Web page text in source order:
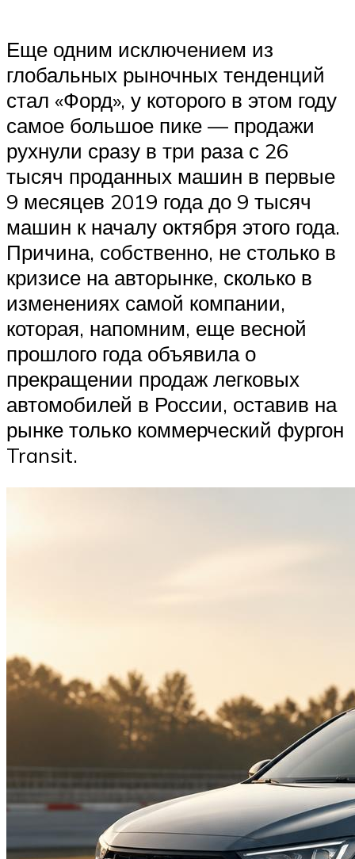
Меню
Еще одним исключением из
глобальных рыночных тенденций
стал «Форд», у которого в этом году
самое большое пике — продажи
рухнули сразу в три раза с 26
тысяч проданных машин в первые
9 месяцев 2019 года до 9 тысяч
машин к началу октября этого года.
Причина, собственно, не столько в
кризисе на авторынке, сколько в
изменениях самой компании,
которая, напомним, еще весной
прошлого года объявила о
прекращении продаж легковых
автомобилей в России, оставив на
рынке только коммерческий фургон
Transit.